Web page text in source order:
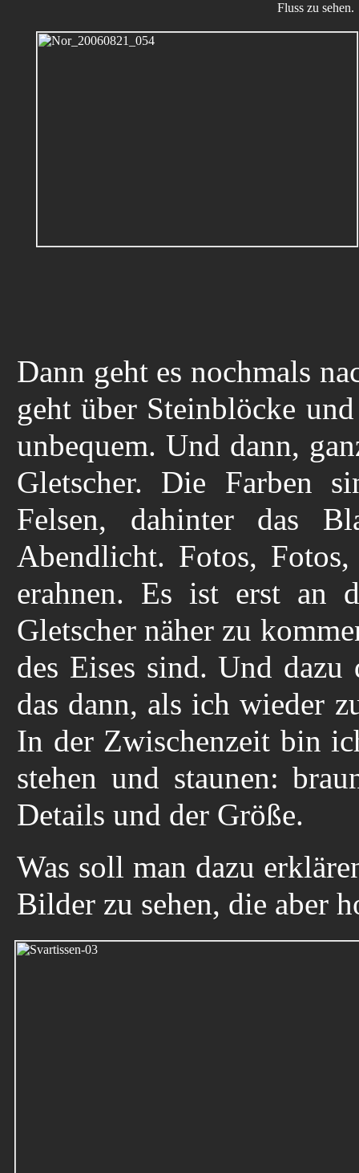
Fluss zu sehen.
Dann geht es nochmals
geht über Steinblöcke
unbequem. Und dann,
Gletscher. Die Farben
Felsen, dahinter das
Abendlicht. Fotos,
erahnen. Es ist erst an
Gletscher näher zu
des Eises sind. Und
das dann, als ich wieder
In der Zwischenzeit bin
stehen und staunen:
Details und der Größe.
Was soll man dazu
Bilder zu sehen, die aber